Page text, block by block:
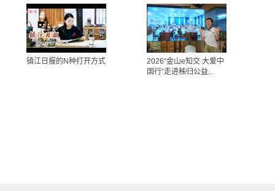
镇江日报的N种打开方式
2026“金山e知交 大爱中
国行”走进秭归公益...